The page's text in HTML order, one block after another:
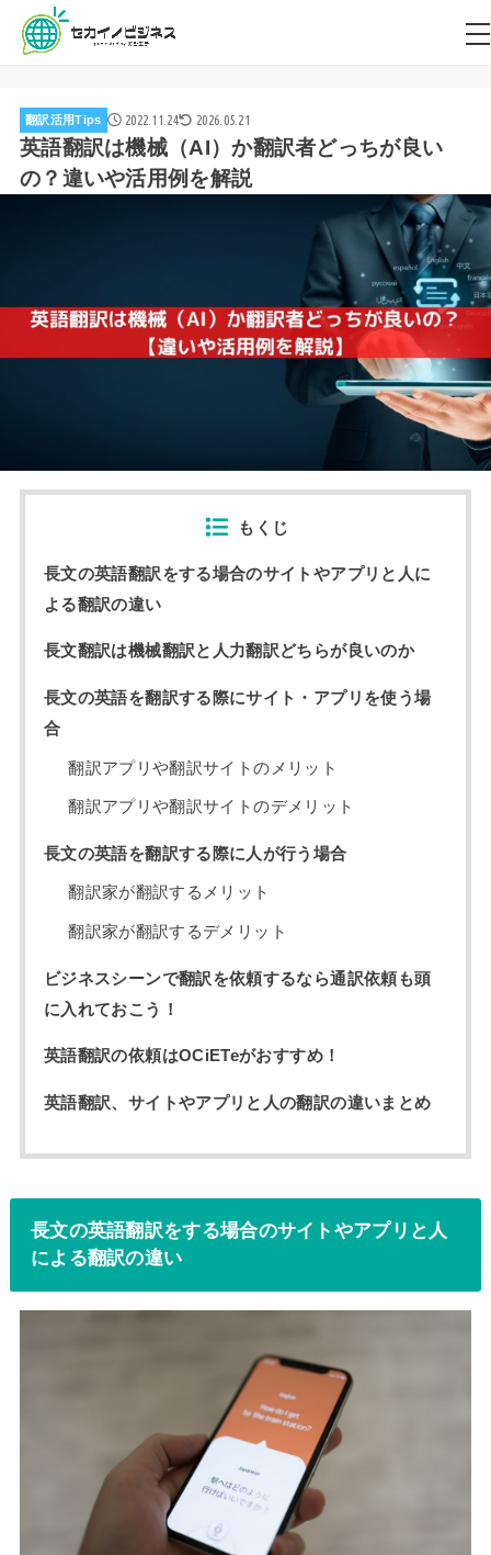
翻訳活用Tips 2022.11.24 2026.05.21
英語翻訳は機械（AI）か翻訳者どっちが良い
の？違いや活用例を解説
もくじ
長文の英語翻訳をする場合のサイトやアプリと人に
よる翻訳の違い
長文翻訳は機械翻訳と人力翻訳どちらが良いのか
長文の英語を翻訳する際にサイト・アプリを使う場
合
翻訳アプリや翻訳サイトのメリット
翻訳アプリや翻訳サイトのデメリット
長文の英語を翻訳する際に人が行う場合
翻訳家が翻訳するメリット
翻訳家が翻訳するデメリット
ビジネスシーンで翻訳を依頼するなら通訳依頼も頭
に入れておこう！
英語翻訳の依頼はOCiETeがおすすめ！
英語翻訳、サイトやアプリと人の翻訳の違いまとめ
長文の英語翻訳をする場合のサイトやアプリと人
による翻訳の違い